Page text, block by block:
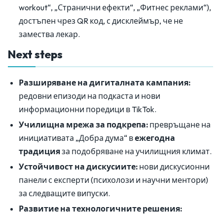
workout“, „Странични ефекти“, „Фитнес реклами“),
достъпен чрез QR код, с дисклеймър, че не
замества лекар.
Next steps
Разширяване на дигиталната кампания:
редовни епизоди на подкаста и нови
информационни поредици в TikTok.
Училищна мрежа за подкрепа: превръщане на
инициативата „Добра дума“ вежегодна
традицияза подобряване на училищния климат.
Устойчивост на дискусиите: нови дискусионни
панели с експерти (психолози и научни ментори)
за следващите випуски.
Развитие на технологичните решения: